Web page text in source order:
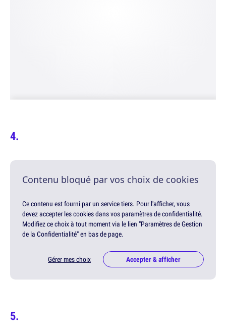
Contenu bloqué par vos choix de cookies
Ce contenu est fourni par un service tiers. Pour l'afficher, vous
devez accepter les cookies dans vos paramètres de confidentialité.
Modifiez ce choix à tout moment via le lien "Paramètres de Gestion
de la Confidentialité" en bas de page.
Gérer mes choix Accepter & afficher